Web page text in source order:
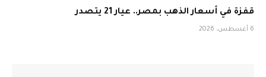
قفزة في أسعار الذهب بمصر.. عيار 21 يتصدر
6 أغسطس، 2026